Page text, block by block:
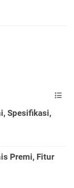
Spesifikasi,
Premi, Fitur